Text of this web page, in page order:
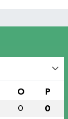
O P
0 0